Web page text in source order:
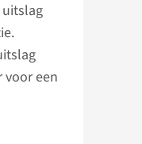
voor een